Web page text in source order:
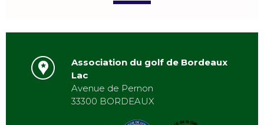
Association du golf de Bordeaux
Lac
Avenue de Pernon
33300 BORDEAUX